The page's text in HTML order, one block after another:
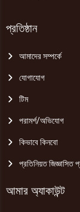
প্রতিষ্ঠান
আমাদের সম্পর্কে
যোগাযোগ
টিম
পরামর্শ/অভিযোগ
কিভাবে কিনবো
প্রতিনিয়ত জিজ্ঞাসিত
আমার অ্যাকাউন্ট